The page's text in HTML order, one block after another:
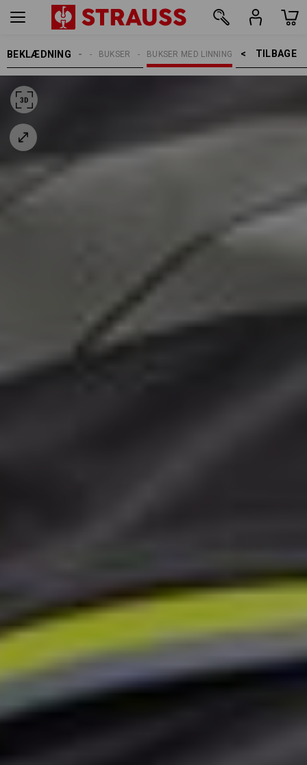
BEKLÆDNING TILBAGE    >
BUKSER MED LINNING
BUKSER
ARBEJDSBUKSER